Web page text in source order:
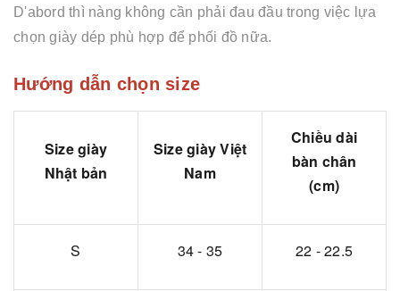
D'abord thì nàng không cần phải đau đầu trong việc lựa
chọn giày dép phù hợp để phối đồ nữa.
Hướng dẫn chọn size
Size giày
Nhật bản
Size giày Việt
Nam
Chiều dài
bàn chân
(cm)
S 34 - 35 22 - 22.5